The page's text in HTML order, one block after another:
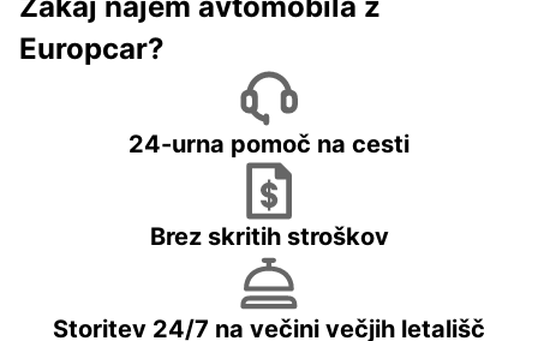
Europcar?
24-urna pomoč na cesti
Brez skritih stroškov
Storitev 24/7 na večini večjih letališč